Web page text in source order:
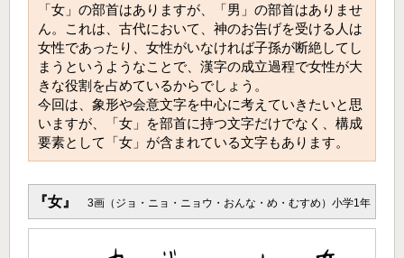
「女」の部首はありますが、「男」の部首はありませ
ん。これは、古代において、神のお告げを受ける人は
女性であったり、女性がいなければ子孫が断絶してし
まうというようなことで、漢字の成立過程で女性が大
きな役割を占めているからでしょう。
今回は、象形や会意文字を中心に考えていきたいと思
いますが、「女」を部首に持つ文字だけでなく、構成
要素として「女」が含まれている文字もあります。
『女』 3画（ジョ・ニョ・ニョウ・おんな・め・むすめ）小学1年